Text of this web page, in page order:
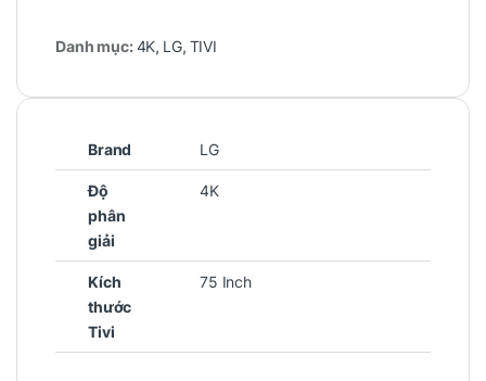
Danh mục:4K, LG, TIVI
Brand LG
Độ
phân
giải
4K
Kích
thước
Tivi
75 Inch